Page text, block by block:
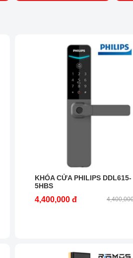
KHÓA CỬA PHILIPS DDL615-
5HBS
4,400,000 đ